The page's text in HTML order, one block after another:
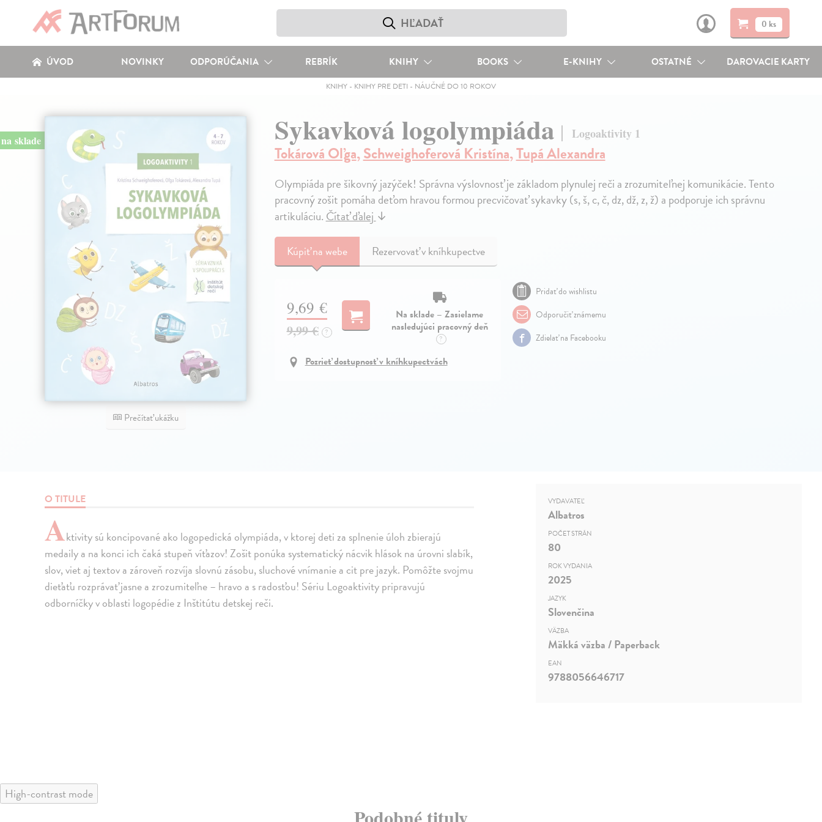
0 ks
ÚVOD NOVINKY ODPORÚČANIA REBRÍK KNIHY BOOKS E-KNIHY OSTATNÉ DAROVACIE KARTY
KNIHY- KNIHY PRE DETI - NÁUČNÉ DO 10 ROKOV
na sklade
Prečítať ukážku
Sykavková logolympiáda Logoaktivity 1
Tokárová Oľga,Schweighoferová Kristína,Tupá Alexandra
Olympiáda pre šikovný jazýček! Správna výslovnosť je základom plynulej reči a zrozumiteľnej komunikácie. Tento
pracovný zošit pomáha deťom hravou formou precvičovať sykavky (s, š, c, č, dz, dž, z, ž) a podporuje ich správnu
artikuláciu.Čítať ďalej↓
Kúpiťna webe Rezervovať v kníhkupectve
9,69 €
9,99 € ?
Na sklade – Zasielame
nasledujúci pracovný deň
?
Pozrieť dostupnosť v kníhkupectvách
Pridať do wishlistu
Odporučiť známemu
Zdielať na Facebooku
O TITULE
Aktivity sú koncipované ako logopedická olympiáda, v ktorej deti za splnenie úloh zbierajú
medaily a na konci ich čaká stupeň víťazov! Zošit ponúka systematický nácvik hlások na úrovni slabík,
slov, viet aj textov a zároveň rozvíja slovnú zásobu, sluchové vnímanie a cit pre jazyk. Pomôžte svojmu
dieťaťu rozprávať jasne a zrozumiteľne – hravo a s radosťou! Sériu Logoaktivity pripravujú
odborníčky v oblasti logopédie z Inštitútu detskej reči.
VYDAVATEĽ
Albatros
POČET STRÁN
80
ROK VYDANIA
2025
JAZYK
Slovenčina
VÄZBA
Mäkká väzba / Paperback
EAN
9788056646717
High-contrast mode